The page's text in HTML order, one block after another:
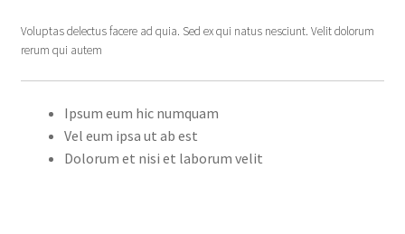
Voluptas delectus facere ad quia. Sed ex qui natus nesciunt. Velit dolorum
rerum qui autem
Ipsum eum hic numquam
Vel eum ipsa ut ab est
Dolorum et nisi et laborum velit